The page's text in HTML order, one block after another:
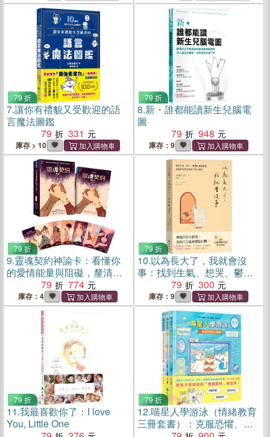
79 折
7.讓你有禮貌又受歡迎的語
言魔法圖鑑
79
331
庫存 > 10
79 折
8.新・誰都能讀新生兒腦電
圖
79
948
庫存：9
79 折
9.靈魂契約神諭卡：看懂你
的愛情能量與阻礙，釐清前
世今生的課題
79 774
庫存：4
79 折
10.以為長大了，我就會沒
事：找到生氣、想哭、鬱悶
的情緒根源，消除潛意識裡
的核心創傷
79 300
庫存：9
79 折
11.我最喜歡你了：I love
You, Little One
79 折
12.喵星人學游泳（情緒教育
三冊套書）：克服恐懼、說